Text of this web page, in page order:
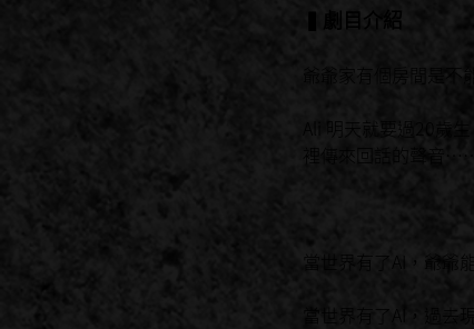
▍劇目介紹
爺爺家有個房間是
Ali 明天就要過20歲
裡傳來回話的聲音⋯⋯
當世界有了AI，爺爺
當世界有了AI，過去